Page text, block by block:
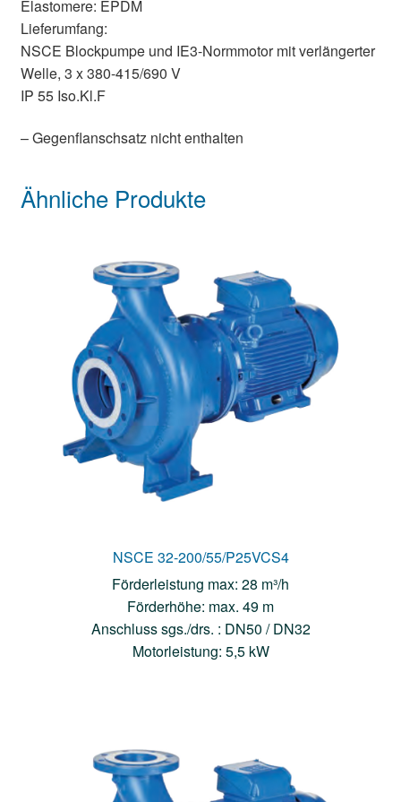
Elastomere: EPDM
Lieferumfang:
NSCE Blockpumpe und IE3-Normmotor mit verlängerter
Welle, 3 x 380-415/690 V
IP 55 Iso.Kl.F
– Gegenflanschsatz nicht enthalten
Ähnliche Produkte
NSCE 32-200/55/P25VCS4
Förderleistung max: 28 m³/h
Förderhöhe: max. 49 m
Anschluss sgs./drs. : DN50 / DN32
Motorleistung: 5,5 kW